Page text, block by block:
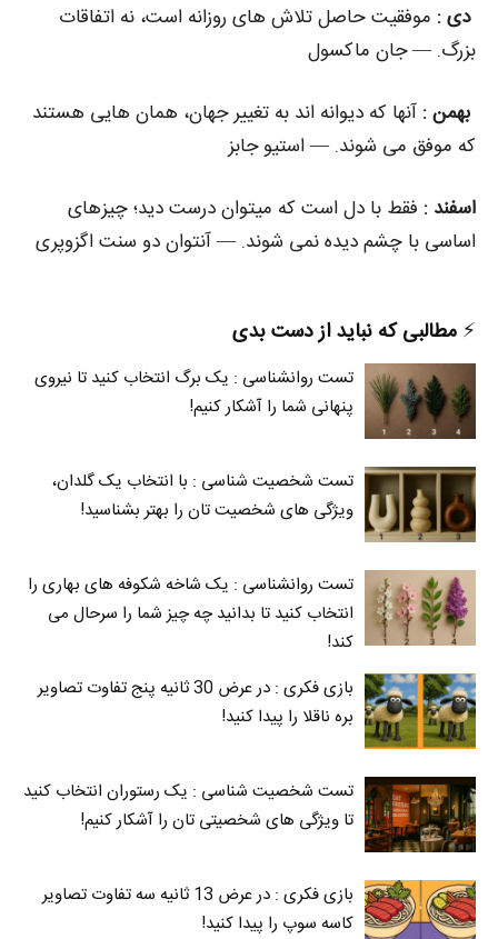
دی : موفقیت حاصل تلاش‌ های روزانه است، نه اتفاقات
بزرگ. — جان ماکسول
بهمن : آنها که دیوانه‌ اند به تغییر جهان، همان‌ هایی هستند
که موفق می‌ شوند. — استیو جابز
اسفند : فقط با دل است که میتوان درست دید؛ چیزهای
اساسی با چشم دیده نمی‌ شوند. — آنتوان دو سنت اگزوپری
⚡️ مطالبی که نباید از دست بدی
تست روانشناسی : یک برگ انتخاب کنید تا نیروی
پنهانی شما را آشکار کنیم!
تست شخصیت شناسی : با انتخاب یک گلدان،
ویژگی های شخصیت تان را بهتر بشناسید!
تست روانشناسی : یک شاخه شکوفه های بهاری را
انتخاب کنید تا بدانید چه چیز شما را سرحال می‌
کند!
بازی فکری : در عرض 30 ثانیه پنج تفاوت تصاویر
بره ناقلا را پیدا کنید!
تست شخصیت شناسی : یک رستوران انتخاب کنید
تا ویژگی های شخصیتی تان را آشکار کنیم!
بازی فکری : در عرض 13 ثانیه سه تفاوت تصاویر
کاسه‌ سوپ را پیدا کنید!